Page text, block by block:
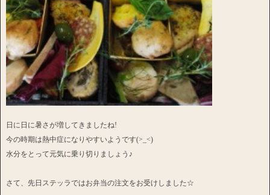
日に日に暑さが増してきましたね!
今の時期は熱中症になりやすいようです(>_<)
水分をとって元気に乗り切りましょう♪
さて、先日ステッラではお弁当の注文をお受けしました☆